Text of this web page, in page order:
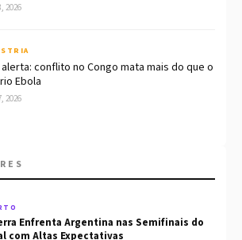
2026
alerta: conflito no Congo mata mais do que o
Ebola
2026
Enfrenta Argentina nas Semifinais do
com Altas Expectativas